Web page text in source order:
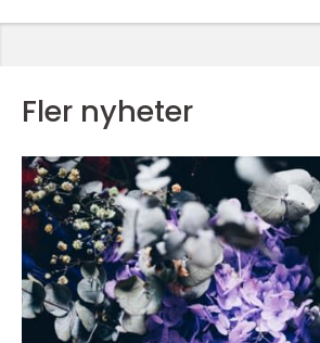
Fler nyheter